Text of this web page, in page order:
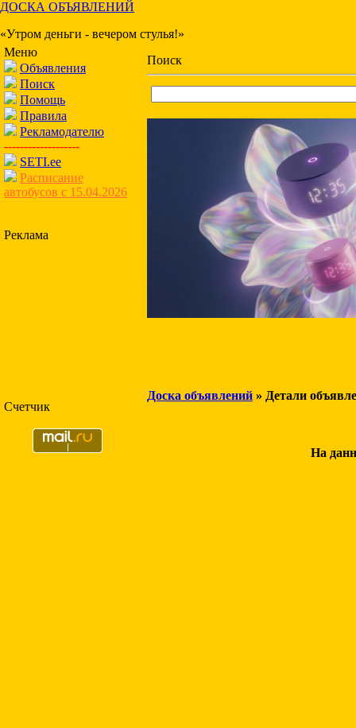
ДОСКА ОБЪЯВЛЕНИЙ
«Утром деньги - вечером стулья!»
Меню
Объявления
Поиск
Помощь
Правила
Рекламодателю
-------------------
SETI.ee
Расписание
автобусов с 15.04.2026
Реклама
Счетчик
Поиск
Доска объявлений » Детали
На